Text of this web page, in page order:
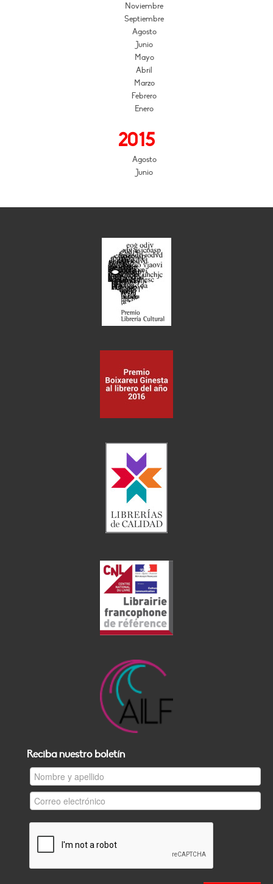
Noviembre
Septiembre
Agosto
Junio
Mayo
Abril
Marzo
Febrero
Enero
2015
Agosto
Junio
Reciba nuestro boletín